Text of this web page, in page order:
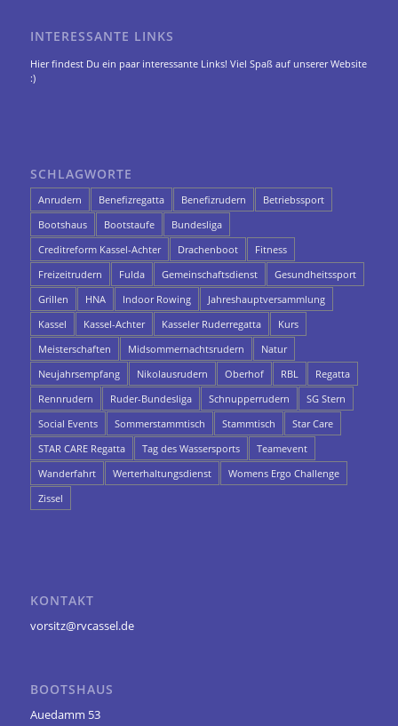
INTERESSANTE LINKS
Hier findest Du ein paar interessante Links! Viel Spaß auf unserer Website
:)
SCHLAGWORTE
Anrudern Benefizregatta Benefizrudern
Betriebssport
Bootshaus
Bootstaufe
Bundesliga
Creditreform Kassel-Achter
Drachenboot
Fitness
Freizeitrudern
Fulda Gemeinschaftsdienst
Gesundheitssport
Grillen
HNA Indoor Rowing
Jahreshauptversammlung
Kassel
Kassel-Achter Kasseler Ruderregatta
Kurs
Meisterschaften
Midsommernachtsrudern
Natur
Neujahrsempfang
Nikolausrudern Oberhof RBL
Regatta
Rennrudern
Ruder-Bundesliga Schnupperrudern
SG Stern
Social Events
Sommerstammtisch Stammtisch
Star Care
STAR CARE Regatta
Tag des Wassersports
Teamevent
Wanderfahrt
Werterhaltungsdienst
Womens Ergo Challenge
Zissel
KONTAKT
vorsitz@rvcassel.de
BOOTSHAUS
Auedamm 53